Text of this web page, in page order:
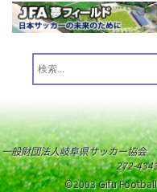
一般財団法人岐阜県サッカー協
272-
©2003 Gifu Football